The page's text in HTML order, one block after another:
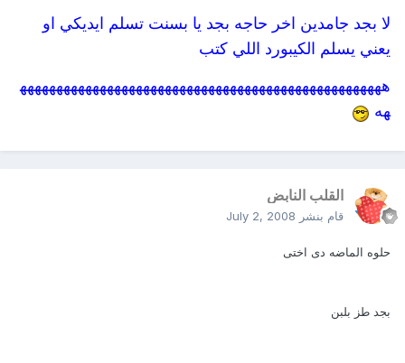
لا بجد جامدين اخر حاجه بجد يا بسنت تسلم ايديكي او
يعني يسلم الكيبورد اللي كتب
ههههههههههههههههههههههههههههههههههههههههههههههههههه
هه
القلب النابض
قام بنشر July 2, 2008
حلوه الماضه دى اختى
بجد طز بلبن